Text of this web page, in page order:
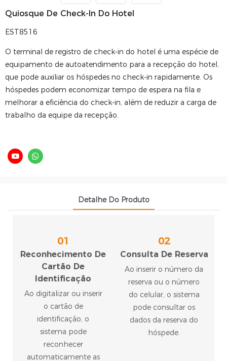
Quiosque De Check-In Do Hotel
EST8516
O terminal de registro de check-in do hotel é uma espécie de
equipamento de autoatendimento para a recepção do hotel,
que pode auxiliar os hóspedes no check-in rapidamente. Os
hóspedes podem economizar tempo de espera na fila e
melhorar a eficiência do check-in, além de reduzir a carga de
trabalho da equipe da recepção.
Detalhe Do Produto
01
Reconhecimento De
Cartão De
Identificação
Ao digitalizar ou inserir
o cartão de
identificação, o
sistema pode
reconhecer
automaticamente as
02
Consulta De Reserva
Ao inserir o número da
reserva ou o número
do celular, o sistema
pode consultar os
dados da reserva do
hóspede.